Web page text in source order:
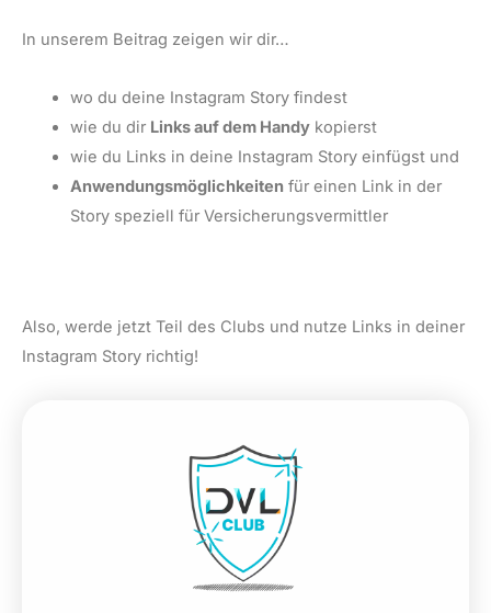
In unserem Beitrag zeigen wir dir…
wo du deine Instagram Story findest
wie du dir Links auf dem Handykopierst
wie du Links in deine Instagram Story einfügst und
Anwendungsmöglichkeiten für einen Link in der
Story speziell für Versicherungsvermittler
Also, werde jetzt Teil des Clubs und nutze Links in deiner
Instagram Story richtig!